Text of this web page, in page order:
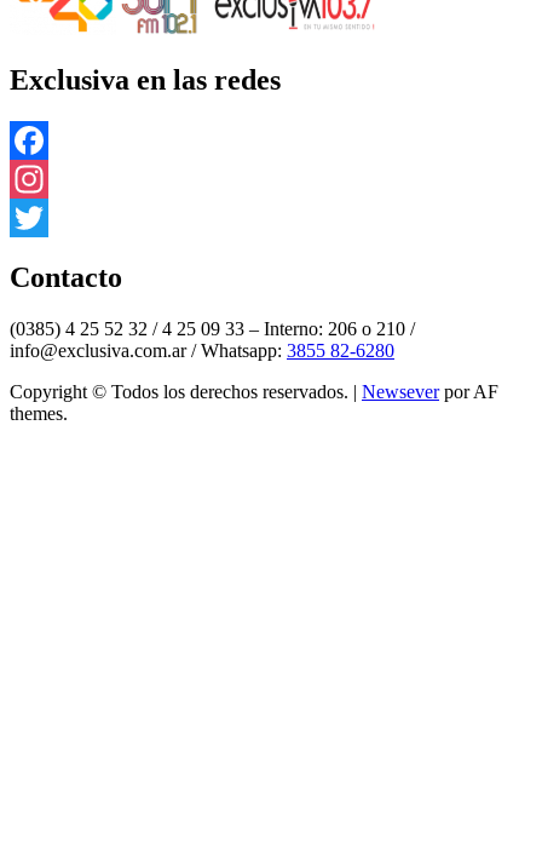
Exclusiva en las redes
Facebook
Instagram
Contacto
(0385) 4 25 52 32 / 4 25 09 33 – Interno: 206 o 210 /
info@exclusiva.com.ar / Whatsapp: 3855 82-6280
Copyright © Todos los derechos reservados. | Newseverpor AF
themes.